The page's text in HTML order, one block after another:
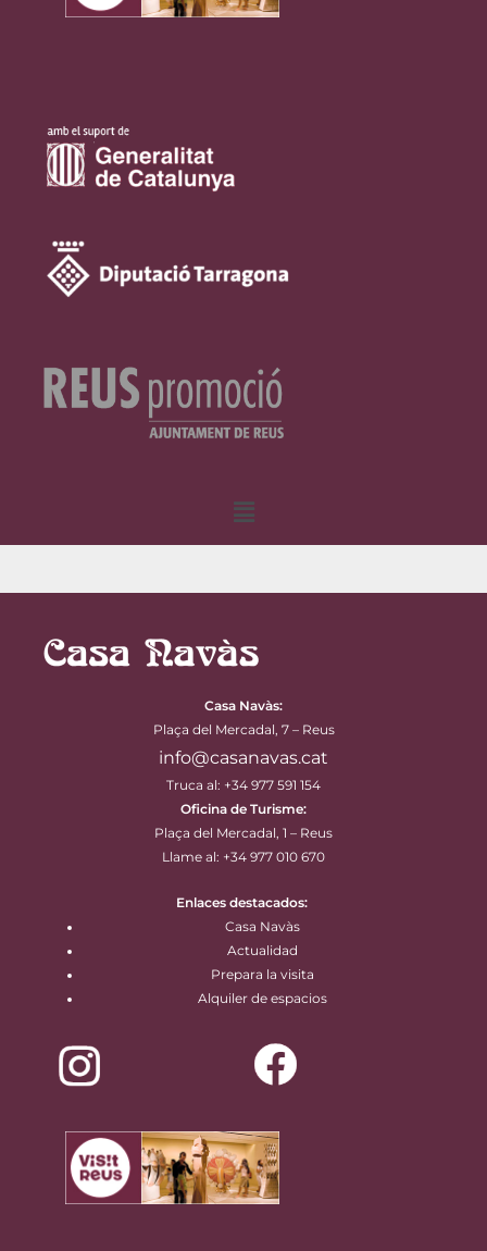
Menú
Casa Navàs:
Plaça del Mercadal, 7 – Reus
info@casanavas.cat
Truca al: +34 977 591 154
Oficina de Turisme:
Plaça del Mercadal, 1 – Reus
Llame al: +34 977 010 670
Enlaces destacados:
Casa Navàs
Actualidad
Prepara la visita
Alquiler de espacios